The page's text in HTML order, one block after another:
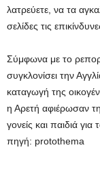
λατρεύετε, να τα
σελίδες τις
Σύμφωνα με το
συγκλονίσει την
καταγωγή της
η Αρετή αφιέρωσαν
γονείς και παιδιά
πηγή: protothema